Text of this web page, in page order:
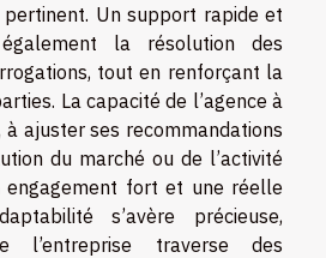
Un support rapide et
la résolution des
tout en renforçant la
La capacité de l’agence à
ajuster ses recommandations
du marché ou de l’activité
fort et une réelle
s’avère précieuse,
l’entreprise traverse des